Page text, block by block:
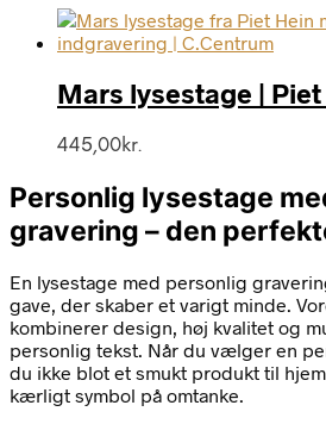
Mars lysestage |
445,00kr.
Personlig lysestage
gravering – den
En lysestage med personlig
gave, der skaber et varigt minde.
kombinerer design, høj kvalitet og
personlig tekst. Når du vælger en
du ikke blot et smukt produkt til
kærligt symbol på omtanke.